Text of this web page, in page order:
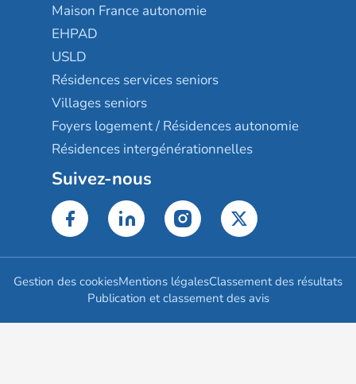
Maison France autonomie
EHPAD
USLD
Résidences services seniors
Villages seniors
Foyers logement / Résidences autonomie
Résidences intergénérationnelles
Suivez-nous
Gestion des cookiesMentions légalesClassement des résultats
Publication et classement des avis